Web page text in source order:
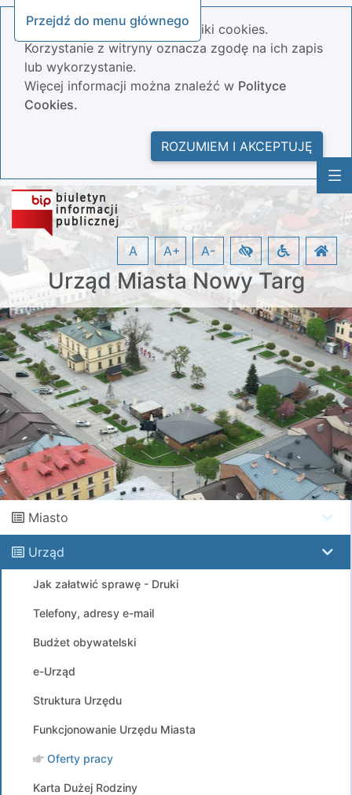
Przejdź do menu głównego
Nasza strona wykorzystuje pliki cookies.
Korzystanie z witryny oznacza zgodę na ich zapis
lub wykorzystanie.
Więcej informacji można znaleźć w Polityce
Cookies.
ROZUMIEM I AKCEPTUJĘ
Urząd Miasta Nowy Targ
A A+ A-
Miasto
Urząd
Jak załatwić sprawę - Druki
Telefony, adresy e-mail
Budżet obywatelski
e-Urząd
Struktura Urzędu
Funkcjonowanie Urzędu Miasta
Oferty pracy
Karta Dużej Rodziny